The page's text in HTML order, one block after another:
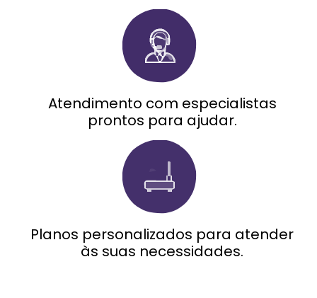
Atendimento com especialistas
prontos para ajudar.
Planos personalizados para atender
às suas necessidades.